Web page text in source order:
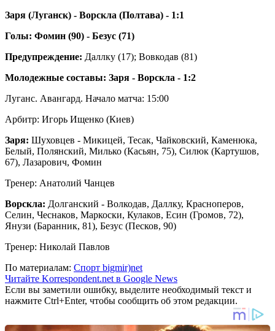
Заря (Луганск) - Ворскла (Полтава) - 1:1
Голы: Фомин (90) - Безус (71)
Предупреждение: Даллку (17); Вовкодав (81)
Молодежные составы: Заря - Ворскла - 1:2
Луганс. Авангард. Начало матча: 15:00
Арбитр: Игорь Ищенко (Киев)
Заря: Шуховцев - Микицей, Тесак, Чайковский, Каменюка,
Белый, Полянский, Милько (Касьян, 75), Силюк (Картушов,
67), Лазарович, Фомин
Тренер: Анатолий Чанцев
Ворскла: Долганский - Волкодав, Даллку, Красноперов,
Селин, Чеснаков, Маркоски, Кулаков, Есин (Громов, 72),
Янузи (Баранник, 81), Безус (Песков, 90)
Тренер: Николай Павлов
По материалам: Спорт bigmir)net
Читайте Korrespondent.net в Google News
Если вы заметили ошибку, выделите необходимый текст и
нажмите Ctrl+Enter, чтобы сообщить об этом редакции.